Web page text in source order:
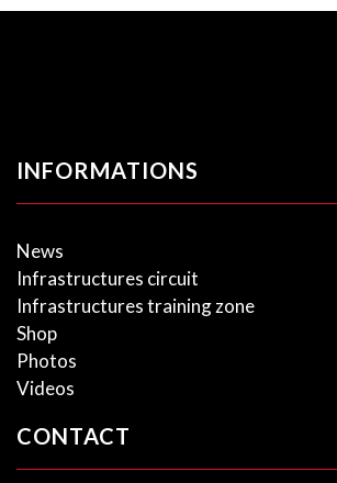
INFORMATIONS
News
Infrastructures circuit
Infrastructures training zone
Shop
Photos
Videos
CONTACT